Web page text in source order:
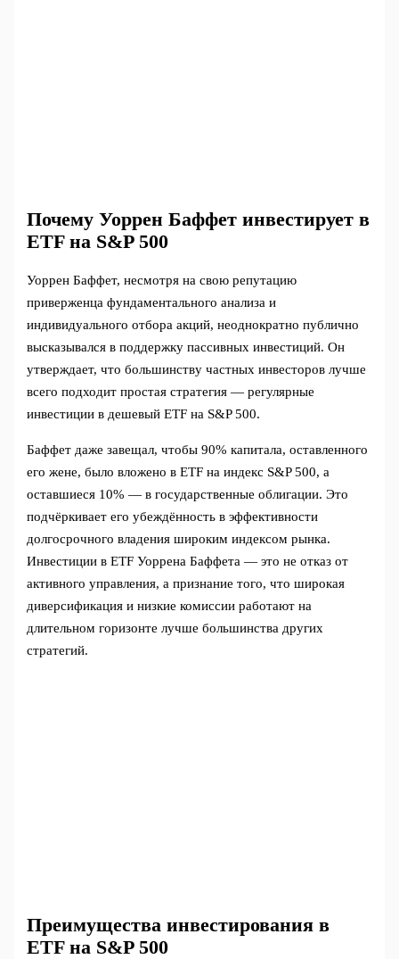
Почему Уоррен Баффет инвестирует в
ETF на S&P 500
Уоррен Баффет, несмотря на свою репутацию
приверженца фундаментального анализа и
индивидуального отбора акций, неоднократно публично
высказывался в поддержку пассивных инвестиций. Он
утверждает, что большинству частных инвесторов лучше
всего подходит простая стратегия — регулярные
инвестиции в дешевый ETF на S&P 500.
Баффет даже завещал, чтобы 90% капитала, оставленного
его жене, было вложено в ETF на индекс S&P 500, а
оставшиеся 10% — в государственные облигации. Это
подчёркивает его убеждённость в эффективности
долгосрочного владения широким индексом рынка.
Инвестиции в ETF Уоррена Баффета — это не отказ от
активного управления, а признание того, что широкая
диверсификация и низкие комиссии работают на
длительном горизонте лучше большинства других
стратегий.
Преимущества инвестирования в
ETF на S&P 500